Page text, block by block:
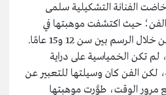
الفنانة التشكيلية سلمى
حيث اكتشفت موهبتها في
التعبير عن مشاعرها من خلال الرسم بين سن 12 و15 عامًا.
لم تكن الخمياسية على دراية
لكن الفن كان وسيلتها للتعبير عن
مرور الوقت، طوَّرت موهبتها